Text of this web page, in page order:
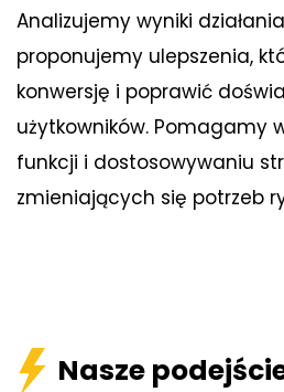
Analizujemy wyniki
proponujemy ulepszenia,
konwersję i poprawić
użytkowników. Pomagamy
funkcji i dostosowywaniu
zmieniających się potrzeb
Nasze